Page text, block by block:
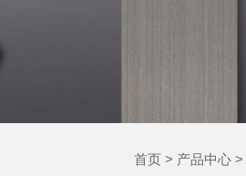
首页> 产品中心>